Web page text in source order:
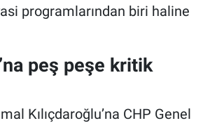
programlarından biri haline
peş peşe kritik
Kılıçdaroğlu’na CHP Genel